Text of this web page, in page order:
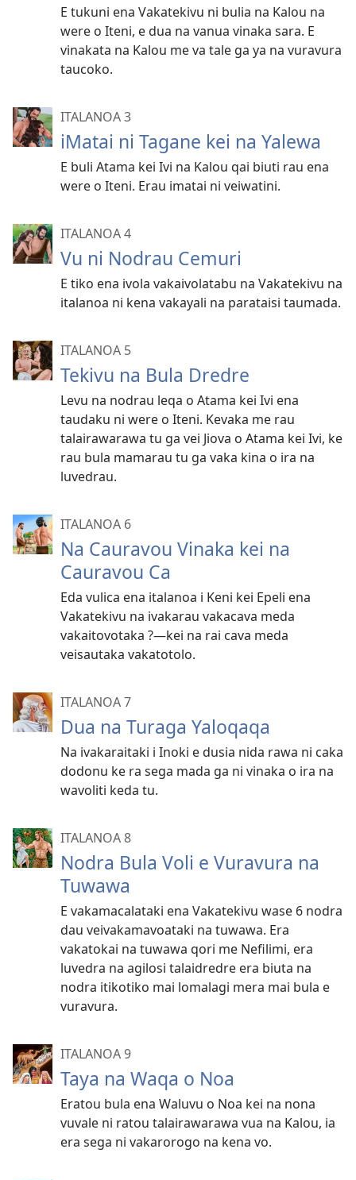
E tukuni ena Vakatekivu ni bulia na Kalou na
were o Iteni, e dua na vanua vinaka sara. E
vinakata na Kalou me va tale ga ya na vuravura
taucoko.
ITALANOA 3
iMatai ni Tagane kei na Yalewa
E buli Atama kei Ivi na Kalou qai biuti rau ena
were o Iteni. Erau imatai ni veiwatini.
ITALANOA 4
Vu ni Nodrau Cemuri
E tiko ena ivola vakaivolatabu na Vakatekivu na
italanoa ni kena vakayali na parataisi taumada.
ITALANOA 5
Tekivu na Bula Dredre
Levu na nodrau leqa o Atama kei Ivi ena
taudaku ni were o Iteni. Kevaka me rau
talairawarawa tu ga vei Jiova o Atama kei Ivi, ke
rau bula mamarau tu ga vaka kina o ira na
luvedrau.
ITALANOA 6
Na Cauravou Vinaka kei na
Cauravou Ca
Eda vulica ena italanoa i Keni kei Epeli ena
Vakatekivu na ivakarau vakacava meda
vakaitovotaka ?—kei na rai cava meda
veisautaka vakatotolo.
ITALANOA 7
Dua na Turaga Yaloqaqa
Na ivakaraitaki i Inoki e dusia nida rawa ni caka
dodonu ke ra sega mada ga ni vinaka o ira na
wavoliti keda tu.
ITALANOA 8
Nodra Bula Voli e Vuravura na
Tuwawa
E vakamacalataki ena Vakatekivu wase 6 nodra
dau veivakamavoataki na tuwawa. Era
vakatokai na tuwawa qori me Nefilimi, era
luvedra na agilosi talaidredre era biuta na
nodra itikotiko mai lomalagi mera mai bula e
vuravura.
ITALANOA 9
Taya na Waqa o Noa
Eratou bula ena Waluvu o Noa kei na nona
vuvale ni ratou talairawarawa vua na Kalou, ia
era sega ni vakarorogo na kena vo.